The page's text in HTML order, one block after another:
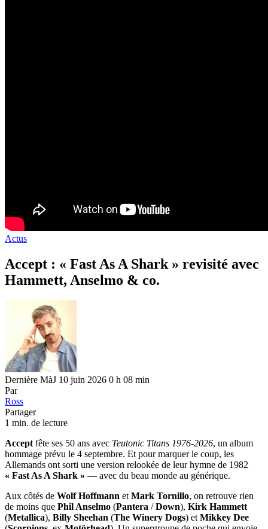
Actus
Accept : « Fast As A Shark » revisité avec
Hammett, Anselmo & co.
Dernière MàJ 10 juin 2026 0 h 08 min
Par
Ross
Partager
1 min. de lecture
Accept fête ses 50 ans avec Teutonic Titans 1976-2026, un album
hommage prévu le 4 septembre. Et pour marquer le coup, les
Allemands ont sorti une version relookée de leur hymne de 1982
« Fast As A Shark » — avec du beau monde au générique.
Aux côtés de Wolf Hoffmann et Mark Tornillo, on retrouve rien
de moins que Phil Anselmo (Pantera /Down), Kirk Hammett
(Metallica), Billy Sheehan (The Winery Dogs) et Mikkey Dee